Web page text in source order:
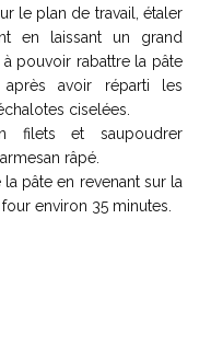
le plan de travail, étaler
en laissant un grand
pouvoir rabattre la pâte
avoir réparti les
ciselées.
filets et saupoudrer
râpé.
pâte en revenant sur la
environ 35 minutes.